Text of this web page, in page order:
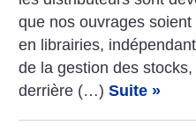
que nos ouvrages
en librairies,
de la gestion des
derrière (…)Suite »